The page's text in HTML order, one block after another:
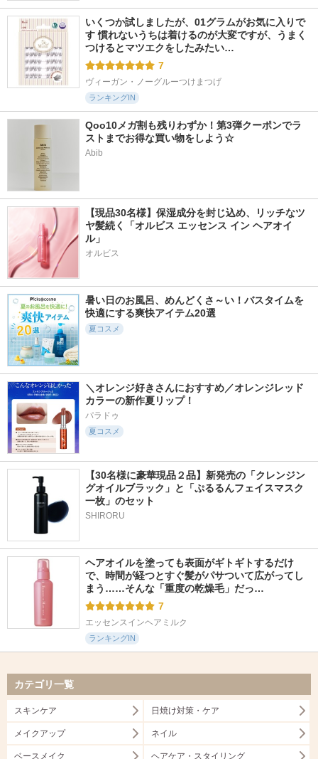
いくつか試しましたが、01グラムがお気に入りで
す 慣れないうちは着けるのが大変ですが、うまく
つけるとマツエクをしたみたい…
7
ヴィーガン・ノーグルーつけまつげ
ランキングIN
Qoo10メガ割も残りわずか！第3弾クーポンでラ
ストまでお得な買い物をしよう☆
Abib
【現品30名様】保湿成分を封じ込め、リッチなツ
ヤ髪続く「オルビス エッセンス イン ヘアオイ
ル」
オルビス
暑い日のお風呂、めんどくさ～い！バスタイムを
快適にする爽快アイテム20選
夏コスメ
＼オレンジ好きさんにおすすめ／オレンジレッド
カラーの新作夏リップ！
パラドゥ
夏コスメ
【30名様に豪華現品２品】新発売の「クレンジン
グオイルブラック」と「ぷるるんフェイスマスク
一枚」のセット
SHIRORU
ヘアオイルを塗っても表面がギトギトするだけ
で、時間が経つとすぐ髪がパサついて広がってし
まう……そんな「重度の乾燥毛」だっ…
7
エッセンスインヘアミルク
ランキングIN
カテゴリ一覧
スキンケア 日焼け対策・ケア
メイクアップ ネイル
ベースメイク ヘアケア・スタイリング